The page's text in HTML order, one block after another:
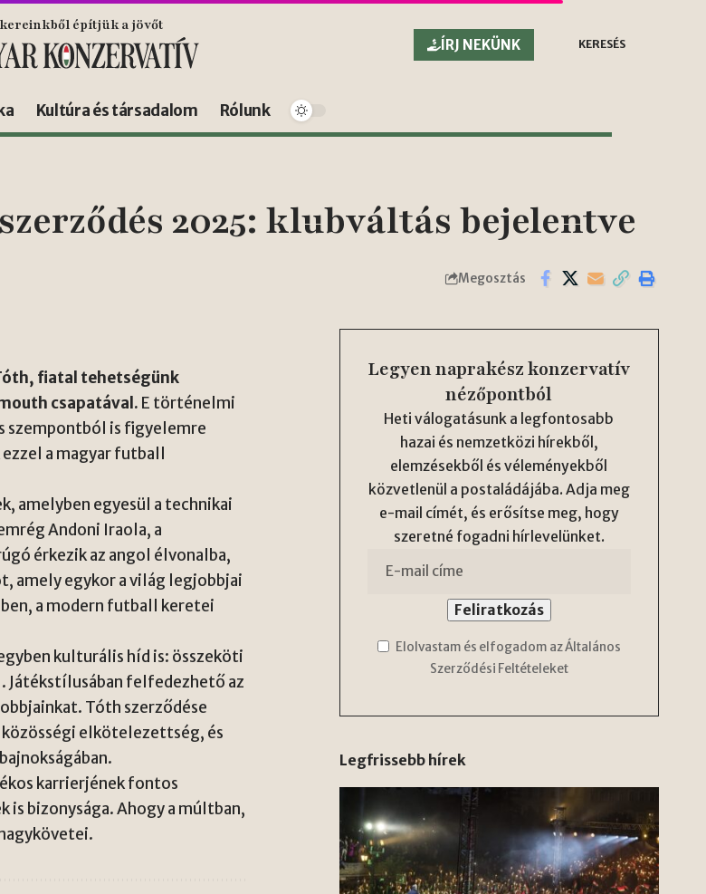
építjük a jövőt
ÍRJ NEKÜNK
KERESÉS
Kultúra és társadalom Rólunk
2025: klubváltás bejelentve
Megosztás
fiatal tehetségünk
csapatával. E történelmi
szempontból is figyelemre
a magyar futball
amelyben egyesül a technikai
Andoni Iraola, a
érkezik az angol élvonalba,
amely egykor a világ legjobbjai
a modern futball keretei
kulturális híd is: összeköti
Játékstílusában felfedezhető az
Tóth szerződése
elkötelezettség, és
karrierjének fontos
is bizonysága. Ahogy a múltban,
Legyen naprakész konzervatív
nézőpontból
Heti válogatásunk a legfontosabb
hazai és nemzetközi hírekből,
elemzésekből és véleményekből
közvetlenül a postaládájába. Adja meg
e-mail címét, és erősítse meg, hogy
szeretné fogadni hírlevelünket.
Elolvastam és elfogadom az Általános
Szerződési Feltételeket
Legfrissebb hírek